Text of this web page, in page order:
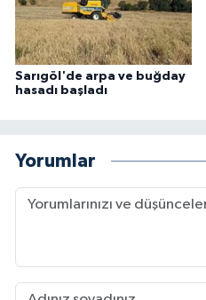
Sarıgöl'de arpa ve buğday
hasadı başladı
Yorumlar